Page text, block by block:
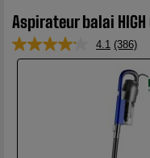
Aspirateur balai HIGH
4.1 Lire
386
avis.
Lien
sur
la
même
page.
(386)